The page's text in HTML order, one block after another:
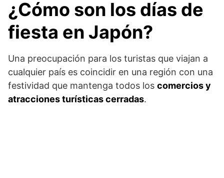
¿Cómo son los días de
fiesta en Japón?
Una preocupación para los turistas que viajan a
cualquier país es coincidir en una región con una
festividad que mantenga todos los comercios y
atracciones turísticas cerradas.